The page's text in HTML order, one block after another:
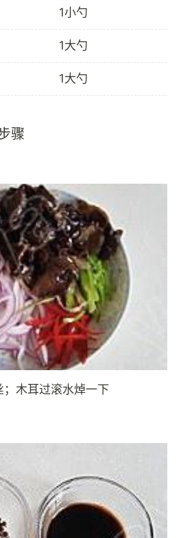
1小勺
1大勺
1大勺
骤
木耳过滚水焯一下